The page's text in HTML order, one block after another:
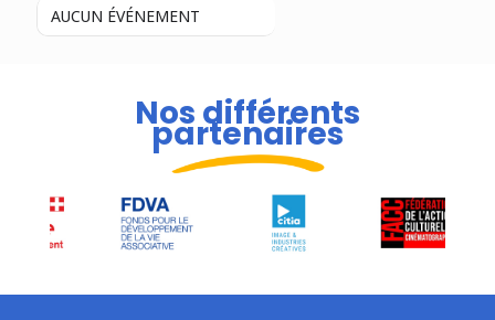
AUCUN ÉVÉNEMENT
Nos différents
partenaires